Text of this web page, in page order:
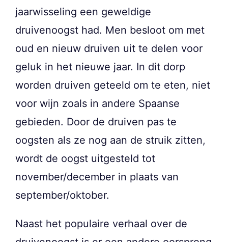
jaarwisseling een geweldige
druivenoogst had. Men besloot om met
oud en nieuw druiven uit te delen voor
geluk in het nieuwe jaar. In dit dorp
worden druiven geteeld om te eten, niet
voor wijn zoals in andere Spaanse
gebieden. Door de druiven pas te
oogsten als ze nog aan de struik zitten,
wordt de oogst uitgesteld tot
november/december in plaats van
september/oktober.
Naast het populaire verhaal over de